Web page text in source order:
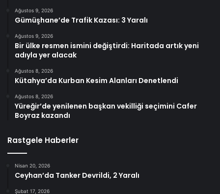
Ağustos 9, 2026
Gümüşhane’de Trafik Kazası: 3 Yaralı
Ağustos 9, 2026
Bir ülke resmen ismini değiştirdi: Haritada artık yeni
adıyla yer alacak
Ağustos 8, 2026
Kütahya’da Kurban Kesim Alanları Denetlendi
Ağustos 8, 2026
Yüreğir’de yenilenen başkan vekilliği seçimini Cafer
Boyraz kazandı
Rastgele Haberler
Nisan 20, 2026
Ceyhan’da Tanker Devrildi, 2 Yaralı
Şubat 17, 2026